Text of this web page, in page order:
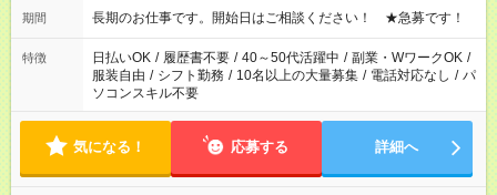
週最低15時間以上の勤務が必要です
期間 長期のお仕事です。開始日はご相談ください！ ★急募です！
特徴 日払いOK / 履歴書不要 / 40～50代活躍中 / 副業・WワークOK /
服装自由 / シフト勤務 / 10名以上の大量募集 / 電話対応なし / パ
ソコンスキル不要
気になる！ 応募する 詳細へ